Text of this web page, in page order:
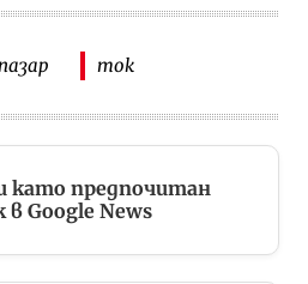
пазар ток
като предпочитан
Google News